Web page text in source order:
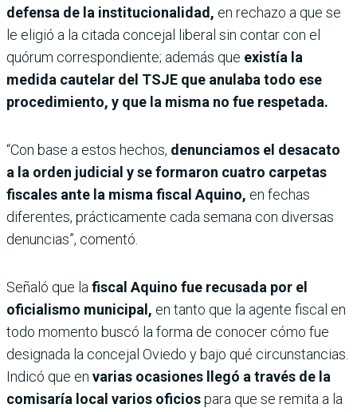
defensa de la institucionalidad, en rechazo a que se
le eligió a la citada concejal liberal sin contar con el
quórum correspondiente; además que existía la
medida cautelar del TSJE que anulaba todo ese
procedimiento, y que la misma no fue respetada.
“Con base a estos hechos, denunciamos el desacato
a la orden judicial y se formaron cuatro carpetas
fiscales ante la misma fiscal Aquino, en fechas
diferentes, prácticamente cada semana con diversas
denuncias”, comentó.
Señaló que lafiscal Aquino fue recusada por el
oficialismo municipal, en tanto que la agente fiscal en
todo momento buscó la forma de conocer cómo fue
designada la concejal Oviedo y bajo qué circunstancias.
Indicó que en varias ocasiones llegó a través de la
comisaría local varios oficiospara que se remita a la